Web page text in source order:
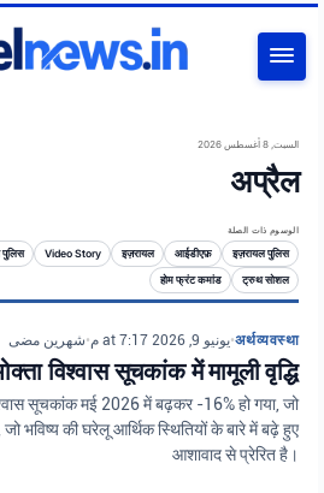
السبت, 8 أغسطس 2026
अप्रैल
الوسوم ذات الصلة
इज़रायल पुलिस
आईडीएफ़
इज़रायल
Video Story
पुलिस
ट्रुथ सोशल
होम फ्रंट कमांड
अर्थव्यवस्था
•يونيو 9, 2026 at 7:17 م •شهرين مضى
विश्वास सूचकांक में मामूली वृद्धि
सूचकांक मई 2026 में बढ़कर -16% हो गया, जो
भविष्य की घरेलू आर्थिक स्थितियों के बारे में बढ़े हुए
आशावाद से प्रेरित है।